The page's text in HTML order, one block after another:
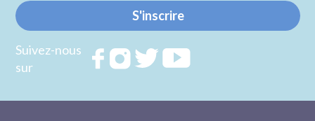
S'inscrire
Suivez-nous
sur
RejoignezRejoignezRejoignez